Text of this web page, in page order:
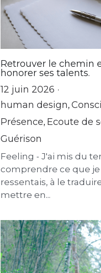
Retrouver le chemin
honorer ses talents.
12 juin 2026
Présence,
Ecoute de
Guérison
Feeling - J'ai mis du
ressentais, à le
mettre en...